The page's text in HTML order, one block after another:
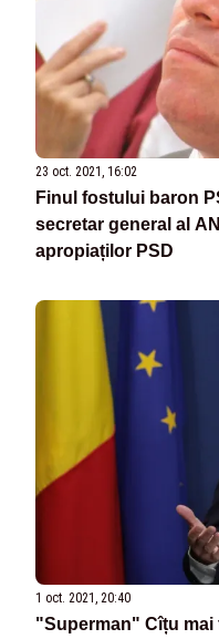
23 oct. 2021, 16:02
Finul fostului baron
secretar general al
apropiaților PSD
1 oct. 2021, 20:40
"Superman" Cîțu mai